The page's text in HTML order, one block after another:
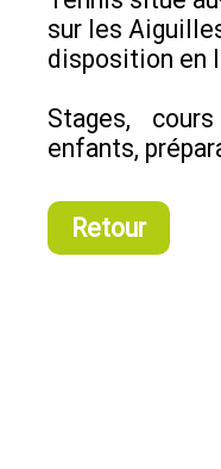
sur les
disposition en
Stages,
enfants,
Retour